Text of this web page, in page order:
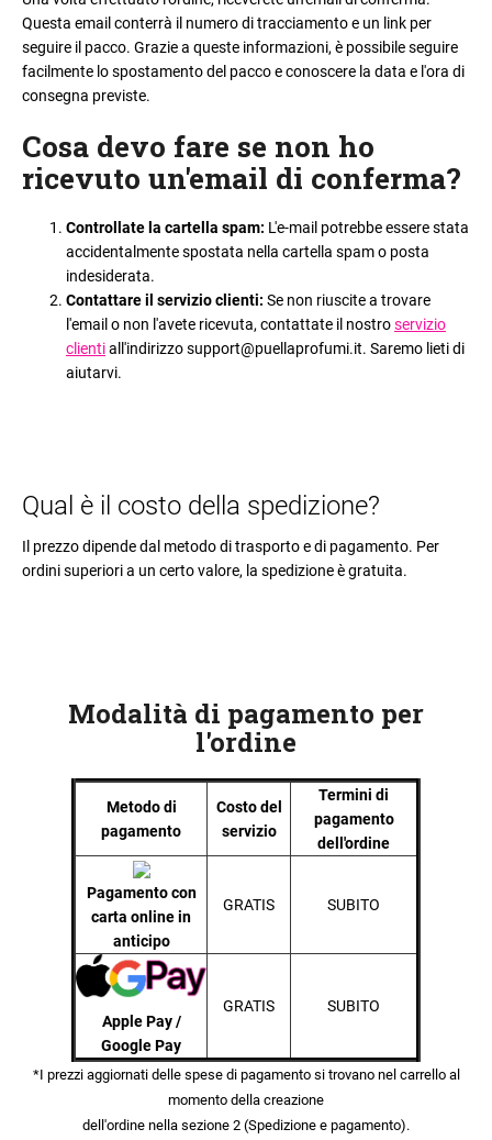
Questa email conterrà il numero di tracciamento e un link per
seguire il pacco. Grazie a queste informazioni, è possibile seguire
facilmente lo spostamento del pacco e conoscere la data e l'ora di
consegna previste.
Cosa devo fare se non ho
ricevuto un'email di conferma?
Controllate la cartella spam: L'e-mail potrebbe essere stata
accidentalmente spostata nella cartella spam o posta
indesiderata.
Contattare il servizio clienti: Se non riuscite a trovare
l'email o non l'avete ricevuta, contattate il nostroservizio
clientiall'indirizzo support@puellaprofumi.it. Saremo lieti di
aiutarvi.
Qual è il costo della spedizione?
Il prezzo dipende dal metodo di trasporto e di pagamento. Per
ordini superiori a un certo valore, la spedizione è gratuita.
Modalità di pagamento per
l'ordine
Metodo di
pagamento
Costo del
servizio
Termini di
pagamento
dell'ordine
Pagamento con
carta online in
anticipo
GRATIS SUBITO
Apple Pay /
Google Pay
GRATIS SUBITO
*I prezzi aggiornati delle spese di pagamento si trovano nel carrello al
momento della creazione
dell'ordine nella sezione 2 (Spedizione e pagamento).